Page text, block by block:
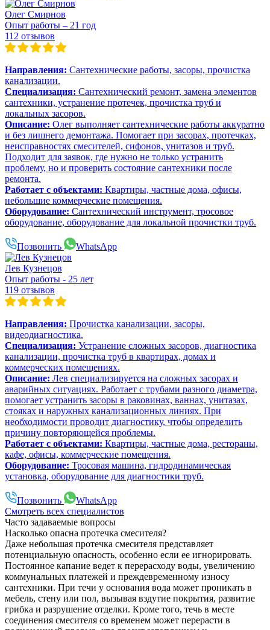
Олег Смирнов
Опыт работы – 21 год
112 отзывов
Направления: Сантехнические работы, засоры, прочистка
канализации.
Специализация: Сантехнический ремонт, замена элементов
сантехники, устранение протечек, прочистка труб и
локальных засоров.
Описание: Олег выполняет сантехнические работы аккуратно
и без лишнего демонтажа. Помогает при засорах, протечках,
неисправностях смесителей, сифонов, унитазов и труб.
Подходит для заявок, где нужно не только устранить
проблему, но и проверить состояние сантехники после
ремонта.
Работает с объектами: Квартиры, частные дома, офисы,
небольшие коммерческие помещения.
Оборудование: Сантехнический инструмент, тросовое
оборудование, оборудование для локальной прочистки труб.
Позвонить WhatsApp
Лев Кузнецов
Опыт работы - 25 лет
119 отзывов
Направления: Прочистка канализации, засоры,
видеодиагностика.
Специализация: Устранение сложных засоров, диагностика
канализации, прочистка труб в квартирах, домах и
коммерческих помещениях.
Описание: Лев специализируется на сложных засорах и
аварийных ситуациях. Работает с трубами разного диаметра,
помогает устранить засоры в раковинах, ваннах, унитазах,
стояках и наружных канализационных линиях. При
необходимости проводит диагностику, чтобы определить
причину повторяющейся проблемы.
Работает с объектами: Квартиры, частные дома, рестораны,
кафе, офисы, коммерческие помещения.
Оборудование: Тросовая машина, гидродинамическая
установка, оборудование для диагностики труб.
Позвонить
WhatsApp
Смотреть всех специалистов
Часто задаваемые вопросы
Насколько опасна протечка смесителя?
Даже небольшая протечка смесителя представляет
потенциальную опасность, особенно если ее игнорировать.
Постоянное капание ведет к перерасходу воды, увеличению
коммунальных платежей и преждевременному износу
сантехники. При течи у основания вода может проникать в
мебель, стену или пол, вызывая вздутие покрытия, развитие
грибка и разрушение отделки. Кроме того, течь в месте
соединения смесителя со временем может перерасти в